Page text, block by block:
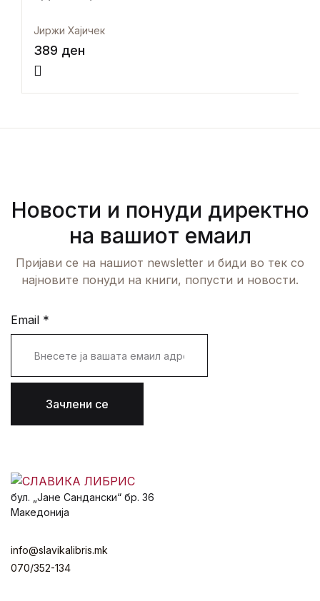
Јиржи Хајичек
389 ден
Новости и понуди директно
на вашиот емаил
Пријави се на нашиот newsletter и биди во тек со
најновите понуди на книги, попусти и новости.
Email *
Зачлени се
бул. „Јане Сандански“ бр. 36
Македонија
info@slavikalibris.mk
070/352-134